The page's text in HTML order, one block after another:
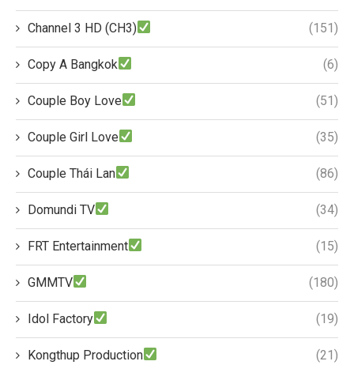
Channel 3 HD (CH3) (151)
Copy A Bangkok (6)
Couple Boy Love (51)
Couple Girl Love (35)
Couple Thái Lan (86)
Domundi TV (34)
FRT Entertainment (15)
GMMTV (180)
Idol Factory (19)
Kongthup Production (21)